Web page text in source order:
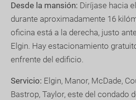
Desde la mansión: Diríjase hacia
durante aproximadamente 16
oficina está a la derecha, justo
Elgin. Hay estacionamiento
enfrente del edificio.
Servicio: Elgin, Manor, McDade,
Bastrop, Taylor, este del condado